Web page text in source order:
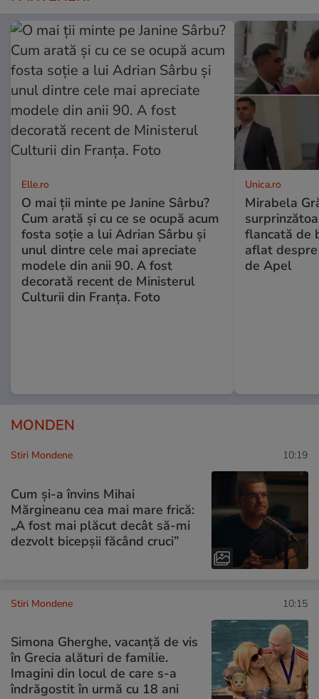
Elle.ro
O mai ții minte pe Janine Sârbu?
Cum arată și cu ce se ocupă acum
fosta soție a lui Adrian Sârbu și
unul dintre cele mai apreciate
modele din anii 90. A fost
decorată recent de Ministerul
Culturii din Franța. Foto
Unica.ro
Mirabela
flancată de
aflat
de Apel
MONDEN
Stiri Mondene 10:19
Cum și-a învins Mihai
Mărgineanu cea mai mare frică:
„A fost mai plăcut decât să-mi
dezvolt bicepșii făcând cruci”
Stiri Mondene 10:15
Simona Gherghe, vacanță de vis
în Grecia alături de familie.
Imagini din locul de care s-a
îndrăgostit în urmă cu 18 ani